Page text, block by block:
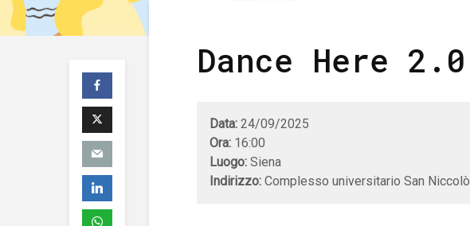
Dance Here 2.0
Data: 24/09/2025
Ora: 16:00
Luogo: Siena
Indirizzo: Complesso universitario San Niccolò